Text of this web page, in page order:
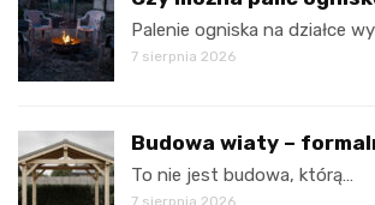
Palenie ogniska na działce
7 sierpnia 2026
Budowa wiaty –
To nie jest budowa, którą…
7 sierpnia 2026